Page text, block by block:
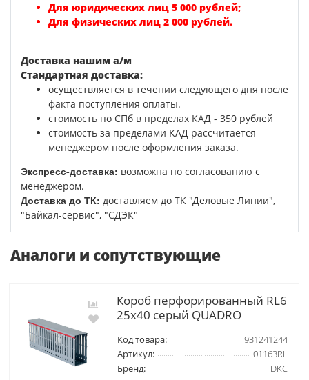
Для юридических лиц 5 000 рублей;
Для физических лиц 2 000 рублей.
Доставка нашим а/м
Стандартная доставка:
осуществляется в течении следующего дня после
факта поступления оплаты.
стоимость по СПб в пределах КАД - 350 рублей
стоимость за пределами КАД рассчитается
менеджером после оформления заказа.
Экспресс-доставка: возможна по согласованию с
менеджером.
Доставка до ТК: доставляем до ТК "Деловые Линии",
"Байкал-сервис", "СДЭК"
Аналоги и сопутствующие
Короб перфорированный RL6
25x40 серый QUADRO
Код товара:
931241244
Артикул:
01163RL
Бренд:
DKC